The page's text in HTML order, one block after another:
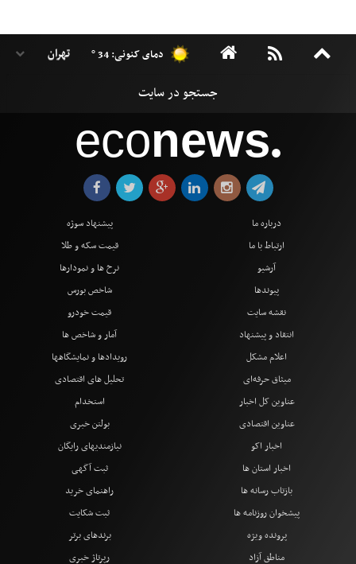
دمای کنونی: 34 °
econews●
درباره ما
ارتباط با ما
آرشیو
پیوندها
نقشه سایت
انتقاد و پیشنهاد
اعلام مشکل
میثاق حرفه‌ای
پیشنهاد سوژه
قیمت سکه و طلا
نرخ ها و نمودارها
شاخص بورس
قیمت خودرو
آمار و شاخص ها
رویدادها و نمایشگاهها
تحلیل های اقتصادی
عناوین کل اخبار
عناوین اقتصادی
اخبار اکو
اخبار استان ها
بازتاب رسانه ها
پیشخوان روزنامه ها
پرونده ویژه
مناطق آزاد
استخدام
بولتن خبری
نیازمندیهای رایگان
ثبت آگهی
راهنمای خرید
ثبت شکایت
برندهای برتر
رپرتاژ خبری